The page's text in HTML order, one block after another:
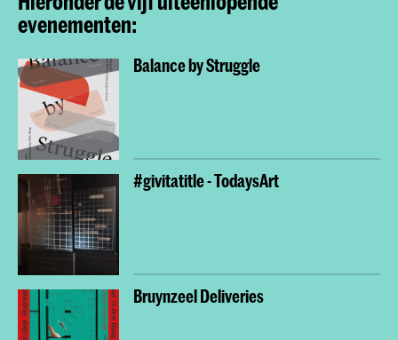
evenementen:
Balance by Struggle
#givitatitle - TodaysArt
Bruynzeel Deliveries